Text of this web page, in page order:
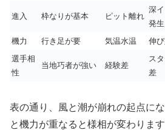
進入 枠なりが基本 ピット離れ
深
発生
機力
行き足が要 気温水温 伸
選手相
性
当地巧者が強い 経験差
ス
差
表の通り、風と潮が崩れの起点に
と機力が重なると様相が変わりま